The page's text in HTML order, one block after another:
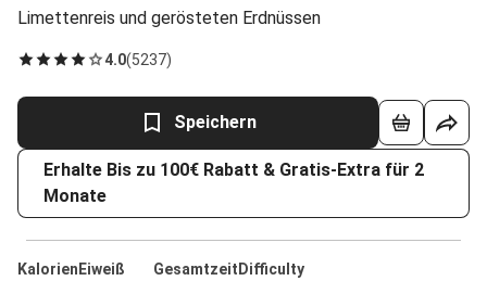
Limettenreis und gerösteten Erdnüssen
4.0(5237)
Speichern
Erhalte Bis zu 100€ Rabatt & Gratis-Extra für 2
Monate
Kalorien Eiweiß
Gesamtzeit Difficulty